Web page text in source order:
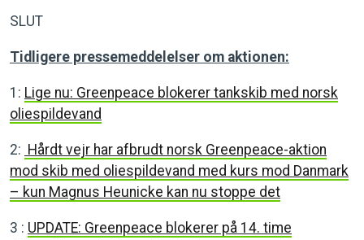
SLUT
Tidligere pressemeddelelser om aktionen:
1: Lige nu: Greenpeace blokerer tankskib med norsk
oliespildevand
2: Hårdt vejr har afbrudt norsk Greenpeace-aktion
mod skib med oliespildevand med kurs mod Danmark
– kun Magnus Heunicke kan nu stoppe det
3 : UPDATE: Greenpeace blokerer på 14. time